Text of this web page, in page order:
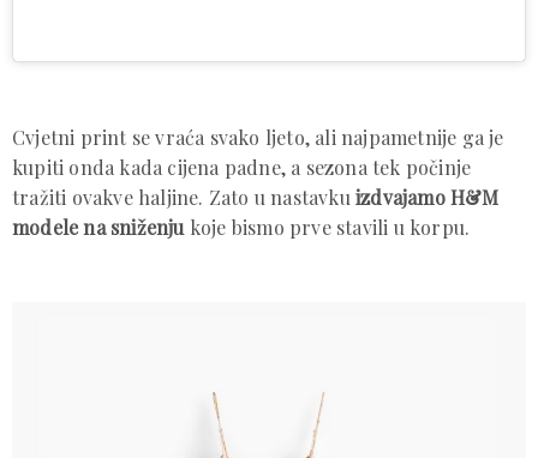
Cvjetni print se vraća svako ljeto, ali najpametnije ga je
kupiti onda kada cijena padne, a sezona tek počinje
tražiti ovakve haljine. Zato u nastavku izdvajamo H&M
modele na sniženju koje bismo prve stavili u korpu.